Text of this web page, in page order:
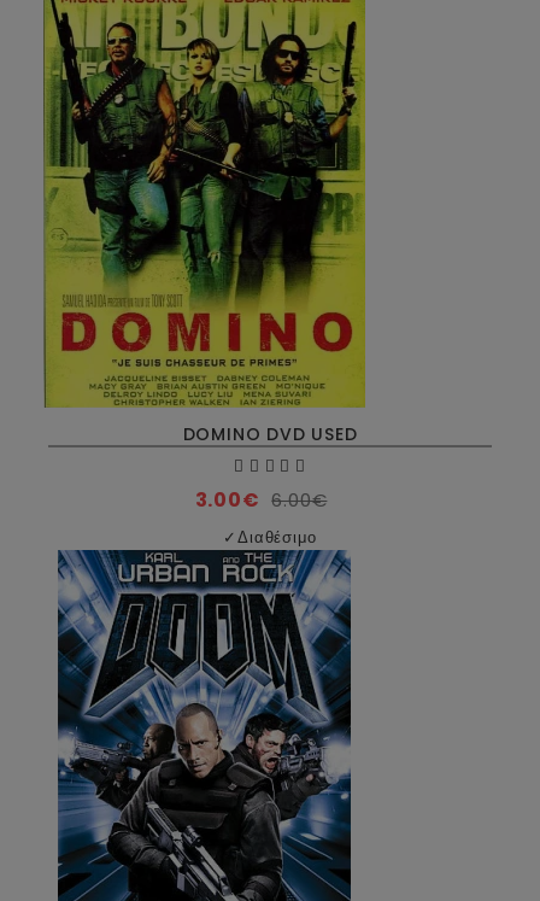
DOMINO DVD USED
3.00€ 6.00€
✓Διαθέσιμο